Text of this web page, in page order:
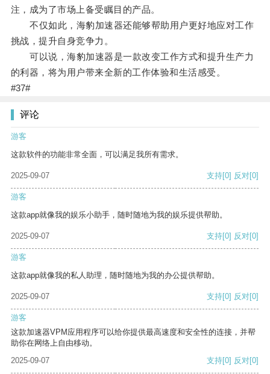
注，成为了市场上备受瞩目的产品。
不仅如此，海豹加速器还能够帮助用户更好地应对工作
挑战，提升自身竞争力。
可以说，海豹加速器是一款改变工作方式和提升生产力
的利器，将为用户带来全新的工作体验和生活感受。
#37#
评论
游客
这款软件的功能非常全面，可以满足我所有需求。
2025-09-07 支持[0] 反对[0]
游客
这款app就像我的娱乐小助手，随时随地为我的娱乐提供帮助。
2025-09-07 支持[0] 反对[0]
游客
这款app就像我的私人助理，随时随地为我的办公提供帮助。
2025-09-07 支持[0] 反对[0]
游客
这款加速器VPM应用程序可以给你提供最高速度和安全性的连接，并帮
助你在网络上自由移动。
2025-09-07
支持[0] 反对[0]